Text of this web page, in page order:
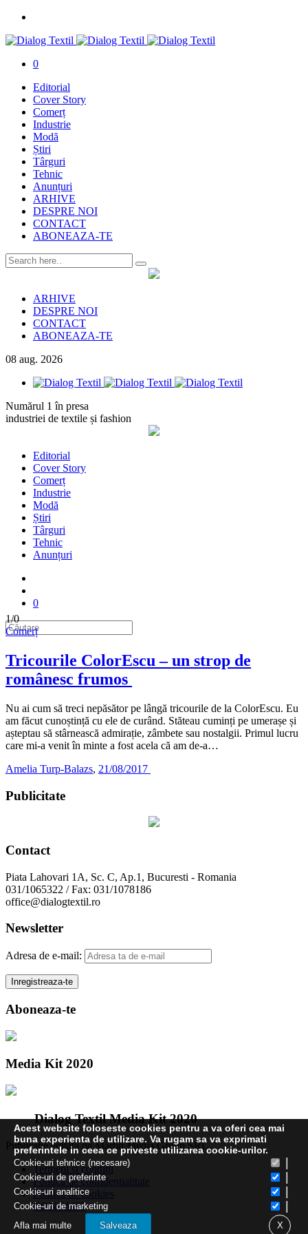
0
Editorial
Cover Story
Comerț
Industrie
Modă
Știri
Târguri
Tehnic
Anunțuri
ARHIVE
DESPRE NOI
CONTACT
ABONEAZA-TE
ARHIVE
DESPRE NOI
CONTACT
ABONEAZA-TE
08 aug. 2026
Numărul 1 în presa
industriei de textile și fashion
Editorial
Cover Story
Comerț
Industrie
Modă
Știri
Târguri
Tehnic
Anunțuri
0
1/0
Comerț
Tricourile ColorEscu – un strop de
românesc frumos
Nu ai cum să treci nepăsător pe lângă tricourile de la ColorEscu. Eu
am făcut cunoștință cu ele de curând. Stăteau cuminți pe umerașe și
așteptau să stârnească admirație, zâmbete sau nostalgii. Primul lucru
care mi-a venit în minte a fost acela că am de-a…
Amelia Turp-Balazs, 21/08/2017
Publicitate
Contact
Piata Lahovari 1A, Sc. C, Ap.1, Bucuresti - Romania
031/1065322 / Fax: 031/1078186
office@dialogtextil.ro
Newsletter
Adresa de e-mail:
Aboneaza-te
Media Kit 2020
Dialog Textil Media Kit 2020
Publicatie editata de Martin Media Group SRL
Termeni și condiții
Politica de confidentialitate
Politica de cookies
CONTACT
Acest website foloseste cookies pentru a va oferi cea mai
buna experienta de utilizare. Va rugam sa va exprimati
preferintele in ceea ce priveste utilizarea cookie-urilor.
Cookie-uri tehnice (necesare)
Cookie-uri de preferinte
Cookie-uri analitice
Cookie-uri de marketing
Afla mai multe Salveaza X